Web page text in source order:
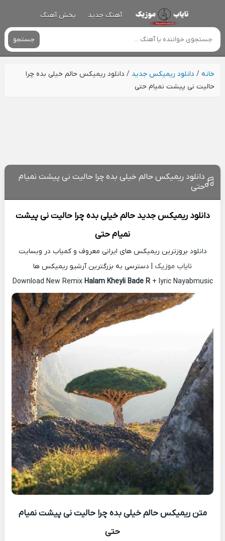
آهنگ جدید پخش آهنگ
جستجو
خانه/ دانلود ریمیکس جدید / دانلود ریمیکس حالم خیلی بده چرا
حالیت نی پیشت نمیام حتی
دانلود ریمیکس حالم خیلی بده چرا حالیت نی پیشت نمیام
حتی
دانلود ریمیکس جدید حالم خیلی بده چرا حالیت نی پیشت
نمیام حتی
دانلود بروزترین ریمیکس های ایرانی معروف و کمیاب در وبسایت
نایاب موزیک | دسترسی به بزرگترین آرشیو ریمیکس ها
Download New Remix Halam Kheyli Bade R+ lyric Nayabmusic
متن ریمیکس حالم خیلی بده چرا حالیت نی پیشت نمیام
حتی